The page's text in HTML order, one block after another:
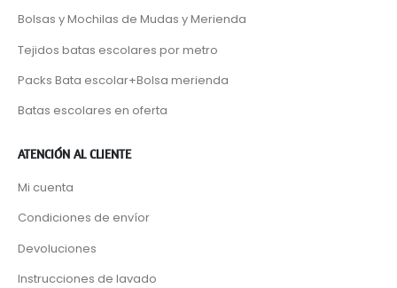
Bolsas y Mochilas de Mudas y Merienda
Tejidos batas escolares por metro
Packs Bata escolar+Bolsa merienda
Batas escolares en oferta
ATENCIÓN AL CLIENTE
Mi cuenta
Condiciones de envíor
Devoluciones
Instrucciones de lavado